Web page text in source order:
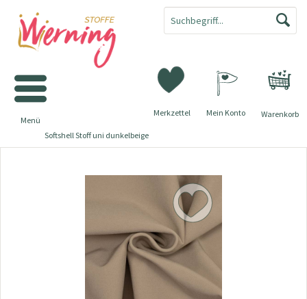
Warenkorb
Merkzettel Mein Konto
Menü
Softshell Stoff uni dunkelbeige